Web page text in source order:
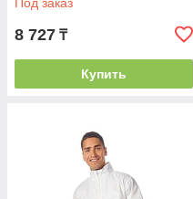
8 727 ₸
Купить